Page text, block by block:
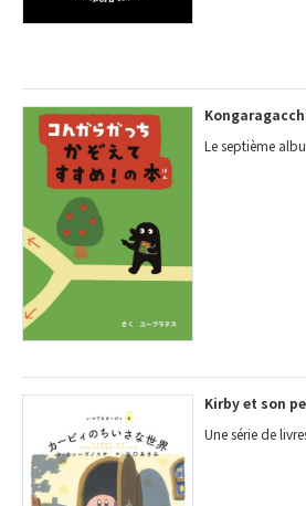
Le septième
Kirby et son
Une série de